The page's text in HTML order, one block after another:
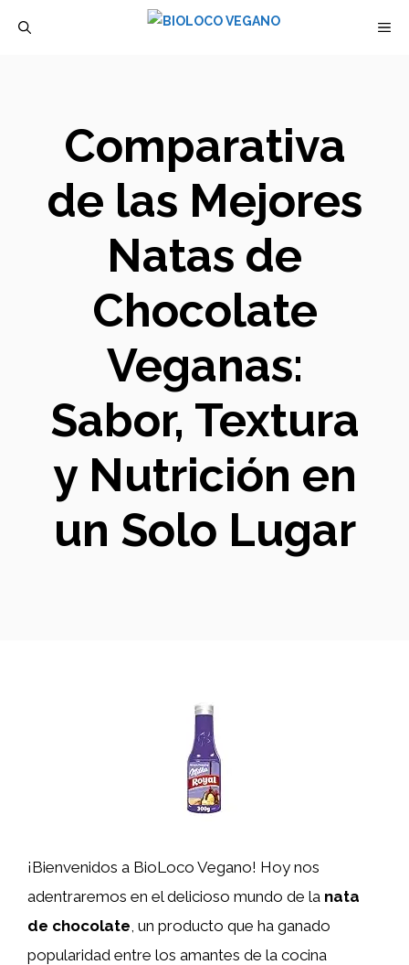
Comparativa
de las Mejores
Natas de
Chocolate
Veganas:
Sabor, Textura
y Nutrición en
un Solo Lugar
¡Bienvenidos a BioLoco Vegano! Hoy nos
adentraremos en el delicioso mundo de la nata
de chocolate, un producto que ha ganado
popularidad entre los amantes de la cocina